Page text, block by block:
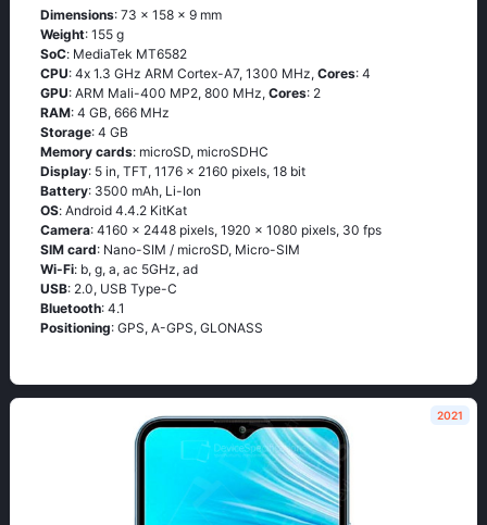
Dimensions: 73 x 158 x 9 mm
Weight: 155 g
SoC: МеdiаТеk МТ6582
CPU: 4х 1.3 GНz АRМ Соrtех-А7, 1300 MHz, Cores: 4
GPU: ARM Mali-400 MP2, 800 MHz, Cores: 2
RAM: 4 GB, 666 MHz
Storage: 4 GB
Memory cards: microSD, microSDHC
Display: 5 in, TFT, 1176 x 2160 pixels, 18 bit
Battery: 3500 mAh, Li-Ion
OS: Аndrоid 4.4.2 ΚitΚаt
Camera: 4160 x 2448 pixels, 1920 x 1080 pixels, 30 fps
SIM card: Nano-SIM / microSD, Micro-SIM
Wi-Fi: b, g, а, ас 5GНz, аd
USB: 2.0, USB Type-C
Bluetooth: 4.1
Positioning: GРS, А-GРS, GLОΝАSS
2021